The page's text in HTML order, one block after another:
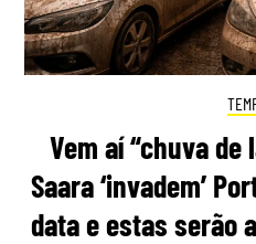
Vem aí “chuva de
Saara ‘invadem’
data e estas serão